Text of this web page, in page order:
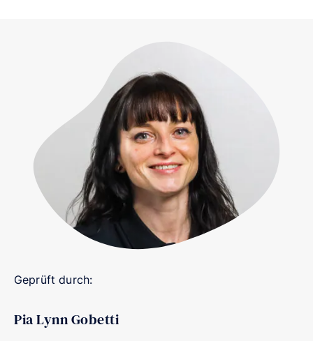
Geprüft durch:
Pia Lynn Gobetti